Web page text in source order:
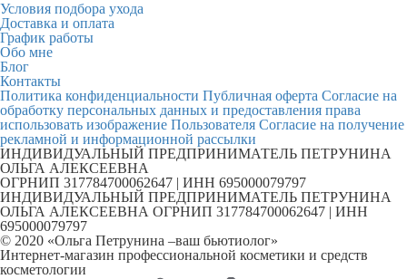
Условия подбора ухода
Доставка и оплата
График работы
Обо мне
Блог
Контакты
Политика конфиденциальности Публичная оферта Согласие на
обработку персональных данных и предоставления права
использовать изображение Пользователя Согласие на получение
рекламной и информационной рассылки
ИНДИВИДУАЛЬНЫЙ ПРЕДПРИНИМАТЕЛЬ ПЕТРУНИНА
ОЛЬГА АЛЕКСЕЕВНА
ОГРНИП 317784700062647 | ИНН 695000079797
ИНДИВИДУАЛЬНЫЙ ПРЕДПРИНИМАТЕЛЬ ПЕТРУНИНА
ОЛЬГА АЛЕКСЕЕВНА ОГРНИП 317784700062647 | ИНН
695000079797
© 2020 «Ольга Петрунина –ваш бьютиолог»
Интернет-магазин профессиональной косметики и средств
косметологии